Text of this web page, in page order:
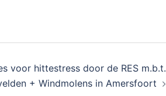
voor hittestress door de RES m.b.t.
+ Windmolens in Amersfoort